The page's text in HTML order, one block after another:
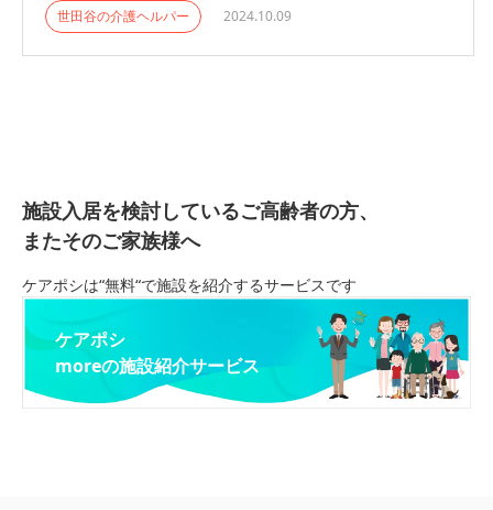
世田谷の介護ヘルパー 2024.10.09
施設入居を検討しているご高齢者の方、
またそのご家族様へ
ケアポシは“無料“で施設を紹介するサービスです
ケアポシ
moreの施設紹介サービス